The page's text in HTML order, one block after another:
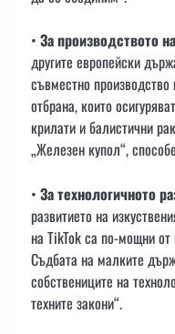
• За производството
другите европейски
съвместно
отбрана, които
крилати и балистични
„Железен купол“,
• За технологичното
развитието на
на TikTok са по-мощни
Съдбата на малките
собствениците на
техните закони“.